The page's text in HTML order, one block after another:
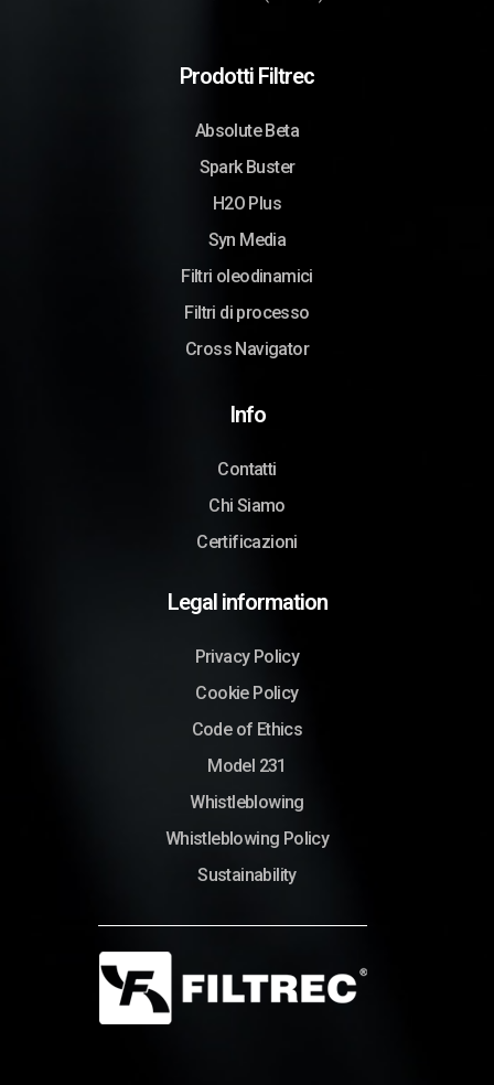
Prodotti Filtrec
Absolute Beta
Spark Buster
H2O Plus
Syn Media
Filtri oleodinamici
Filtri di processo
Cross Navigator
Info
Contatti
Chi Siamo
Certificazioni
Legal information
Privacy Policy
Cookie Policy
Code of Ethics
Model 231
Whistleblowing
Whistleblowing Policy
Sustainability